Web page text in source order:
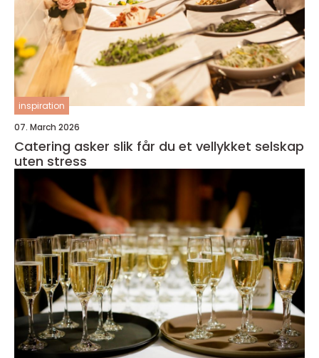
inspiration
07. March 2026
Catering asker slik får du et vellykket selskap
uten stress